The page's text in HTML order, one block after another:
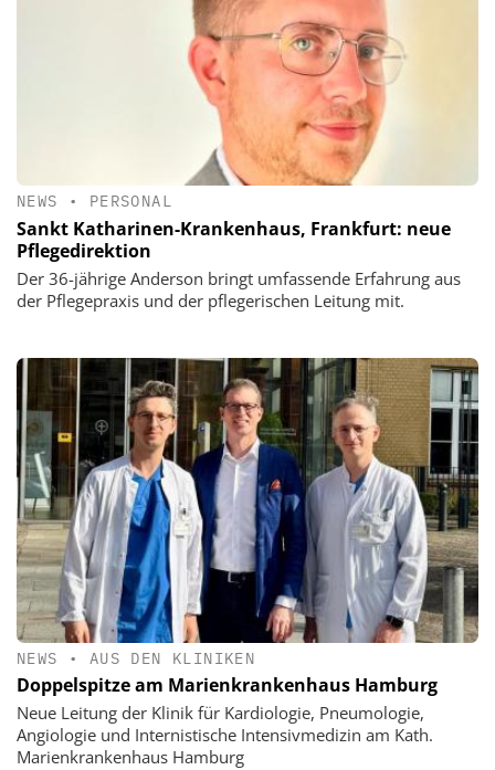
NEWS • PERSONAL
Sankt Katharinen-Krankenhaus, Frankfurt: neue
Pflegedirektion
Der 36-jährige Anderson bringt umfassende Erfahrung aus
der Pflegepraxis und der pflegerischen Leitung mit.
NEWS • AUS DEN KLINIKEN
Doppelspitze am Marienkrankenhaus Hamburg
Neue Leitung der Klinik für Kardiologie, Pneumologie,
Angiologie und Internistische Intensivmedizin am Kath.
Marienkrankenhaus Hamburg